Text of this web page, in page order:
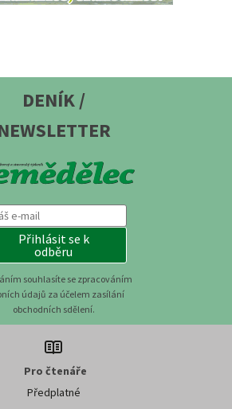
DENÍK /
Přihlásit se k
odběru
souhlasíte se zpracováním
údajů za účelem zasílání
obchodních sdělení.
Pro čtenáře
Předplatné